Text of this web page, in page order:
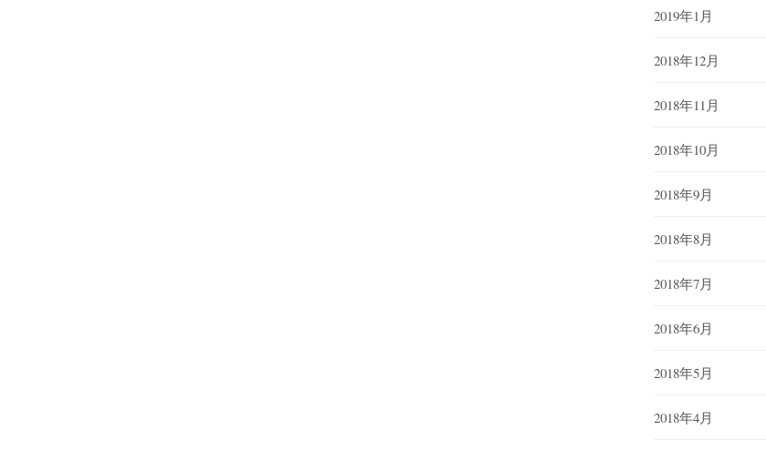
2019年1月
2018年12月
2018年11月
2018年10月
2018年9月
2018年8月
2018年7月
2018年6月
2018年5月
2018年4月